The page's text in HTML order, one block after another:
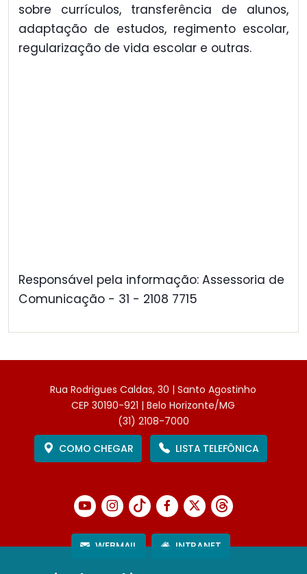
sobre currículos, transferência de alunos,
adaptação de estudos, regimento escolar,
regularização de vida escolar e outras.
Responsável pela informação: Assessoria de
Comunicação - 31 - 2108 7715
Rua Rodrigues Caldas, 30 | Santo Agostinho
CEP 30190-921 | Belo Horizonte/MG
(31) 2108-7000
COMO CHEGAR
LISTA TELEFÔNICA
WEBMAIL INTRANET